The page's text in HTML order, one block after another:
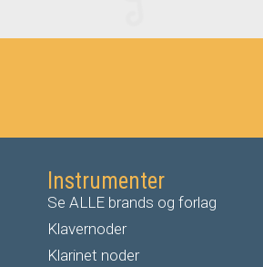
Instrumenter
Se ALLE brands og forlag
Klavernoder
Klarinet noder